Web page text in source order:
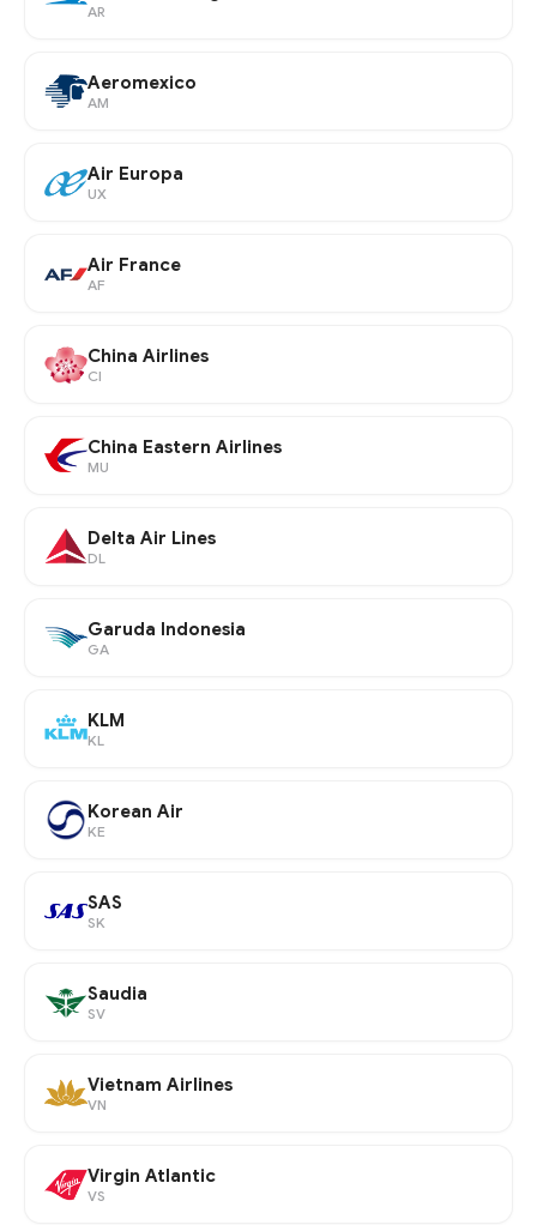
AR
Aeromexico
AM
Air Europa
UX
Air France
AF
China Airlines
CI
China Eastern Airlines
MU
Delta Air Lines
DL
Garuda Indonesia
GA
KLM
KL
Korean Air
KE
SAS
SK
Saudia
SV
Vietnam Airlines
VN
Virgin Atlantic
VS